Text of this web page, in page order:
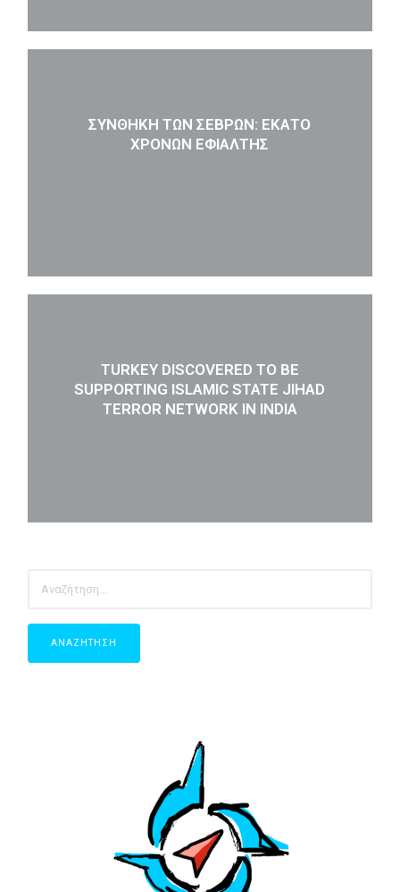
ΣΥΝΘΉΚΗ ΤΩΝ ΣΕΒΡΏΝ: ΕΚΑΤΌ
ΧΡΌΝΩΝ ΕΦΙΆΛΤΗΣ
TURKEY DISCOVERED TO BE
SUPPORTING ISLAMIC STATE JIHAD
TERROR NETWORK IN INDIA
ΓΙΑ: